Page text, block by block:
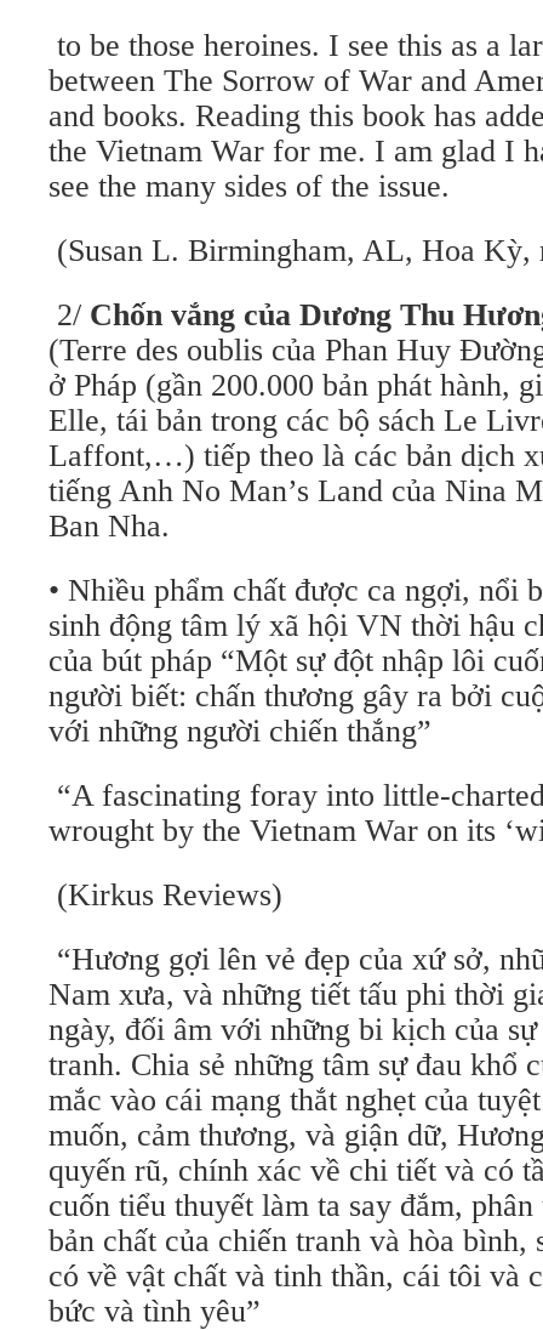
to be those heroines. I see this as a
between The Sorrow of War and
and books. Reading this book has
the Vietnam War for me. I am glad I
see the many sides of the issue.
(Susan L. Birmingham, AL, Hoa Kỳ,
2/ Chốn vắng của Dương Thu
(Terre des oublis của Phan Huy
ở Pháp (gần 200.000 bản phát hành,
Elle, tái bản trong các bộ sách Le
Laffont,…) tiếp theo là các bản dịch
tiếng Anh No Man’s Land của Nina
Ban Nha.
• Nhiều phẩm chất được ca ngợi, nổi
sinh động tâm lý xã hội VN thời hậu
của bút pháp “Một sự đột nhập lôi
người biết: chấn thương gây ra bởi
với những người chiến thắng”
“A fascinating foray into little-
wrought by the Vietnam War on its
(Kirkus Reviews)
“Hương gợi lên vẻ đẹp của xứ sở,
Nam xưa, và những tiết tấu phi thời
ngày, đối âm với những bi kịch của
tranh. Chia sẻ những tâm sự đau khổ
mắc vào cái mạng thắt nghẹt của
muốn, cảm thương, và giận dữ,
quyến rũ, chính xác về chi tiết và có
cuốn tiểu thuyết làm ta say đắm,
bản chất của chiến tranh và hòa bình,
có về vật chất và tinh thần, cái tôi và
bức và tình yêu”